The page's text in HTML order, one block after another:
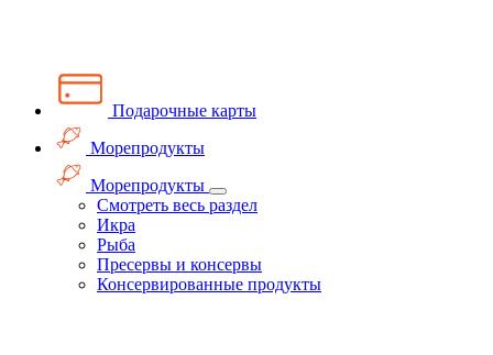
Подарочные карты
Морепродукты
Морепродукты
Смотреть весь раздел
Икра
Рыба
Пресервы и консервы
Консервированные продукты